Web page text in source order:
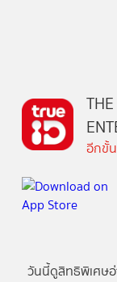
อีกขั้
วันนี้ดูสิทธิพิเศษ